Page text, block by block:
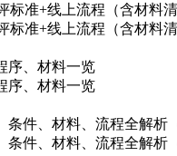
准+线上流程（含材料清
准+线上流程（含材料清
序、材料一览
序、材料一览
件、材料、流程全解析
件、材料、流程全解析